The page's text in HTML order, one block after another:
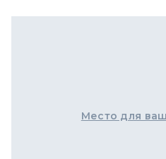
Место для